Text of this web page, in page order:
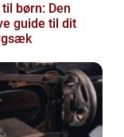
børn: Den
guide til dit